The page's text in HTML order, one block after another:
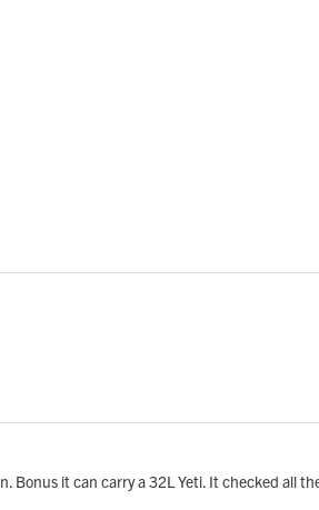
Bonus it can carry a 32L Yeti. It checked all